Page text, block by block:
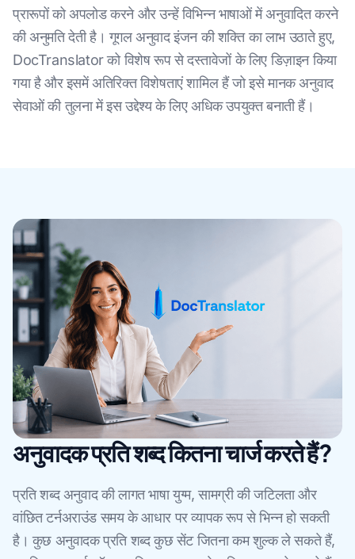
प्रारूपों को अपलोड करने और उन्हें विभिन्न भाषाओं में अनुवादित करने
की अनुमति देती है। गूगल अनुवाद इंजन की शक्ति का लाभ उठाते हुए,
DocTranslator को विशेष रूप से दस्तावेजों के लिए डिज़ाइन किया
गया है और इसमें अतिरिक्त विशेषताएं शामिल हैं जो इसे मानक अनुवाद
सेवाओं की तुलना में इस उद्देश्य के लिए अधिक उपयुक्त बनाती हैं।
अनुवादक प्रति शब्द कितना चार्ज करते हैं?
प्रति शब्द अनुवाद की लागत भाषा युग्म, सामग्री की जटिलता और
वांछित टर्नअराउंड समय के आधार पर व्यापक रूप से भिन्न हो सकती
है। कुछ अनुवादक प्रति शब्द कुछ सेंट जितना कम शुल्क ले सकते हैं,